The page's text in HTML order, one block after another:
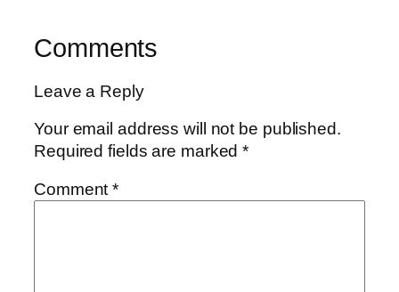
Comments
Leave a Reply
Your email address will not be published.
Required fields are marked*
Comment*